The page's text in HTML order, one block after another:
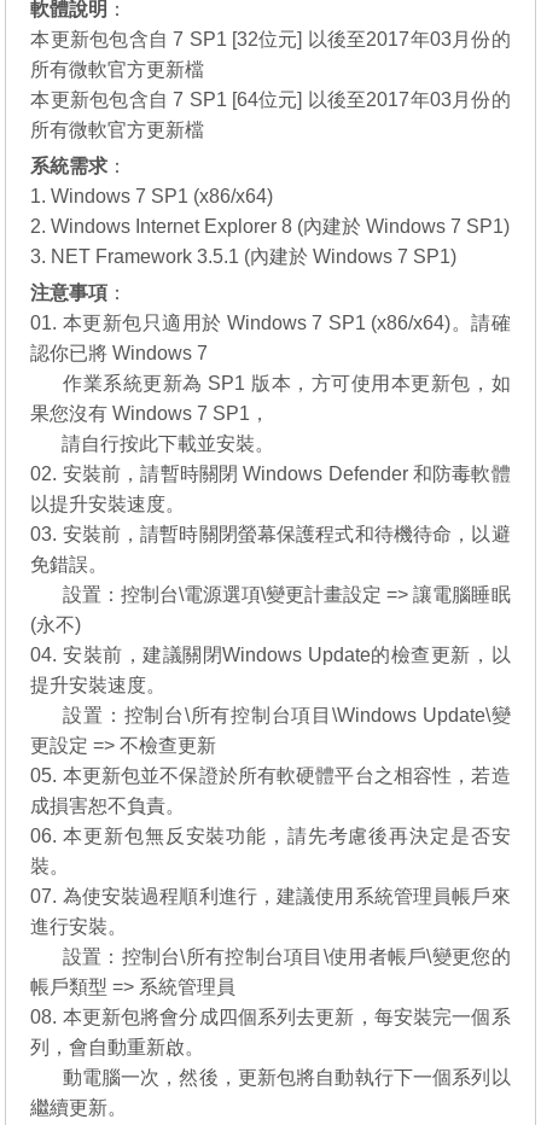
軟體說明 ：
本更新包包含自 7 SP1 [32位元] 以後至2017年03月份的
所有微軟官方更新檔
本更新包包含自 7 SP1 [64位元] 以後至2017年03月份的
所有微軟官方更新檔
系統需求 ：
1. Windows 7 SP1 (x86/x64)
2. Windows Internet Explorer 8 (內建於 Windows 7 SP1)
3. NET Framework 3.5.1 (內建於 Windows 7 SP1)
注意事項 ：
01. 本更新包只適用於 Windows 7 SP1 (x86/x64)。請確
認你已將 Windows 7
作業系統更新為 SP1 版本，方可使用本更新包，如
果您沒有Windows 7 SP1 ，
請自行按此下載並安裝。
02. 安裝前，請暫時關閉 Windows Defender 和防毒軟體
以提升安裝速度。
03. 安裝前，請暫時關閉螢幕保護程式和待機待命，以避
免錯誤。
設置：控制台\電源選項\變更計畫設定 => 讓電腦睡眠
(永不)
04. 安裝前，建議關閉Windows Update的檢查更新，以
提升安裝速度。
設置：控制台\所有控制台項目\Windows Update\變
更設定 => 不檢查更新
05. 本更新包並不保證於所有軟硬體平台之相容性，若造
成損害恕不負責。
06. 本更新包無反安裝功能，請先考慮後再決定是否安
裝。
07. 為使安裝過程順利進行，建議使用系統管理員帳戶來
進行安裝。
設置：控制台\所有控制台項目\使用者帳戶\變更您的
帳戶類型 => 系統管理員
08. 本更新包將會分成四個系列去更新，每安裝完一個系
列，會自動重新啟。
動電腦一次，然後，更新包將自動執行下一個系列以
繼續更新。